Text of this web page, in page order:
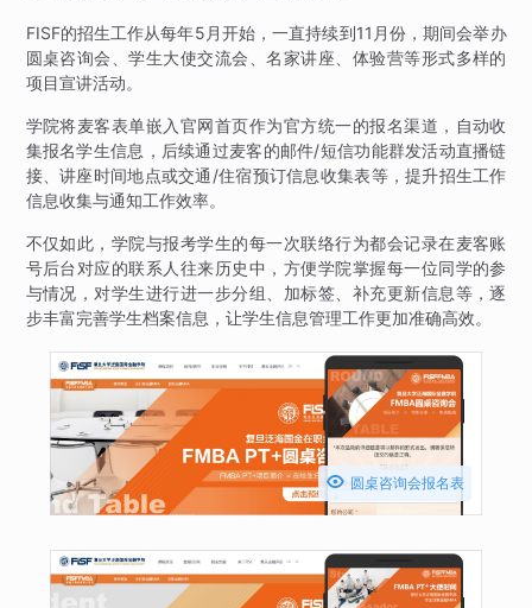
FISF的招生工作从每年5月开始，一直持续到11月份，期间会举办
圆桌咨询会、学生大使交流会、名家讲座、体验营等形式多样的
项目宣讲活动。
学院将麦客表单嵌入官网首页作为官方统一的报名渠道，自动收
集报名学生信息，后续通过麦客的邮件/短信功能群发活动直播链
接、讲座时间地点或交通/住宿预订信息收集表等，提升招生工作
信息收集与通知工作效率。
不仅如此，学院与报考学生的每一次联络行为都会记录在麦客账
号后台对应的联系人往来历史中，方便学院掌握每一位同学的参
与情况，对学生进行进一步分组、加标签、补充更新信息等，逐
步丰富完善学生档案信息，让学生信息管理工作更加准确高效。
 圆桌咨询会报名表